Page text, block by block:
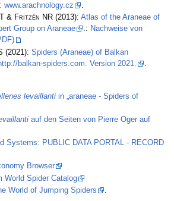
.
& Fritzén NR (2013): Atlas of the Araneae of
Group on Araneae
.: Nachweise von
(2021): Spiders (Araneae) of Balkan
balkan-spiders.com. Version 2021.
levaillanti in „araneae - Spiders of
auf den Seiten von Pierre Oger auf
Systems: PUBLIC DATA PORTAL - RECORD
Browser
World Spider Catalog
World of Jumping Spiders .